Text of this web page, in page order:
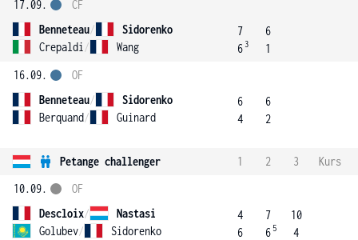
17.09.
Benneteau/
Sidorenko
Crepaldi / Wang
ČF
7
6 3
6
1
16.09.
Benneteau/
Sidorenko
Berquand/ Guinard
OF
6
4
6
2
Petange challenger 1 2 3
Kurs
10.09.
Descloix/
Nastasi
Golubev/ Sidorenko
OF
4
6
7
6 5
10
4